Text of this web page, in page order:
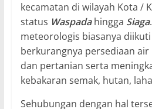
kecamatan di wilayah Kota /
status Waspadahingga Siaga
meteorologis biasanya
berkurangnya persediaan
dan pertanian serta
kebakaran semak, hutan,
Sehubungan dengan hal